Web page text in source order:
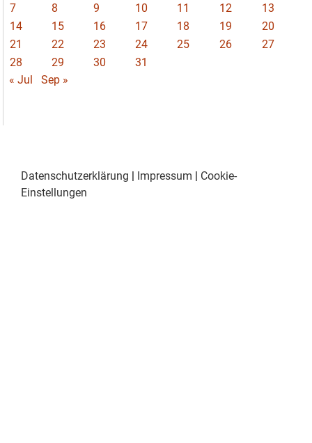
7
8 9 10 11 12
13
14
15 16 17 18 19
20
21
22 23 24 25 26
27
28
29 30
31
« Jul
Sep »
Datenschutzerklärung | Impressum | Cookie-
Einstellungen